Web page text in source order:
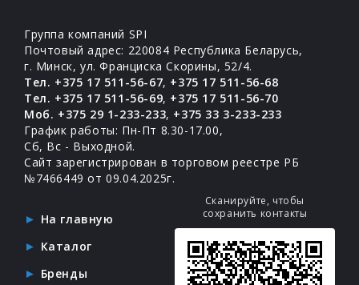
Группа компаний SPI
Почтовый адрес: 220084 Республика Беларусь,
г. Минск, ул. Франциска Скорины, 52/4.
Тел. +375 17 511-56-67, +375 17 511-56-68
Тел. +375 17 511-56-69, +375 17 511-56-70
Моб. +375 29 1-233-233, +375 33 3-233-233
График работы: Пн-Пт 8.30-17.00,
Сб, Вс - Выходной.
Сайт зарегистрирован в торговом реестре РБ
№7466449 от 09.04.2025г.
На главную
Каталог
Бренды
Сканируйте, чтобы
сохранить контакты